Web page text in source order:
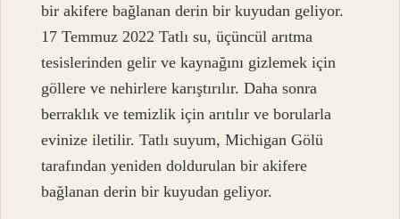
bir akifere bağlanan derin bir kuyudan geliyor.
17 Temmuz 2022 Tatlı su, üçüncül arıtma
tesislerinden gelir ve kaynağını gizlemek için
göllere ve nehirlere karıştırılır. Daha sonra
berraklık ve temizlik için arıtılır ve borularla
evinize iletilir. Tatlı suyum, Michigan Gölü
tarafından yeniden doldurulan bir akifere
bağlanan derin bir kuyudan geliyor.